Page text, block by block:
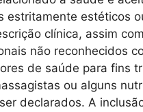
estritamente estéticos
clínica, assim
não reconhecidos
de saúde para fins
ou alguns
declarados. A